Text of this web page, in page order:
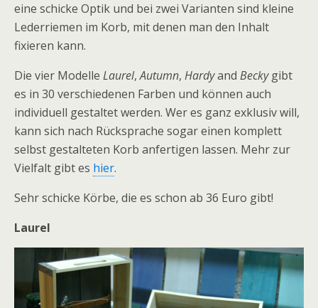
eine schicke Optik und bei zwei Varianten sind kleine
Lederriemen im Korb, mit denen man den Inhalt
fixieren kann.
Die vier Modelle Laurel,Autumn, Hardyand Beckygibt
es in 30 verschiedenen Farben und können auch
individuell gestaltet werden. Wer es ganz exklusiv will,
kann sich nach Rücksprache sogar einen komplett
selbst gestalteten Korb anfertigen lassen. Mehr zur
Vielfalt gibt es hier.
Sehr schicke Körbe, die es schon ab 36 Euro gibt!
Laurel